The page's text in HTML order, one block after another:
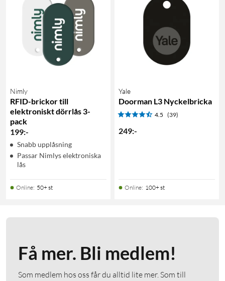
Nimly
RFID-brickor till
elektroniskt dörrlås 3-
pack
199:-
Snabb upplåsning
Passar Nimlys elektroniska
lås
Online: 50+ st
Yale
Doorman L3 Nyckelbricka
4.5 (39)
249:-
Online: 100+ st
Få mer. Bli medlem!
Som medlem hos oss får du alltid lite mer. Som till